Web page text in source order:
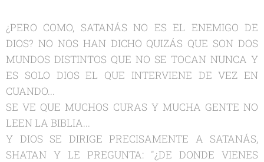
¿PERO COMO, SATANÁS NO ES EL ENEMIGO DE
DIOS? NO NOS HAN DICHO QUIZÁS QUE SON DOS
MUNDOS DISTINTOS QUE NO SE TOCAN NUNCA Y
ES SOLO DIOS EL QUE INTERVIENE DE VEZ EN
CUANDO...
SE VE QUE MUCHOS CURAS Y MUCHA GENTE NO
LEEN LA BIBLIA...
Y DIOS SE DIRIGE PRECISAMENTE A SATANÁS,
SHATAN Y LE PREGUNTA: "¿DE DONDE VIENES